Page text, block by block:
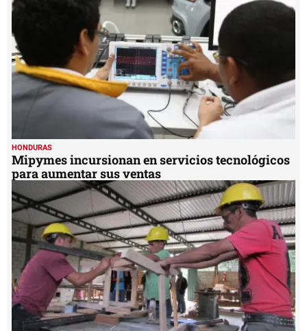
HONDURAS
Mipymes incursionan en servicios tecnológicos
para aumentar sus ventas